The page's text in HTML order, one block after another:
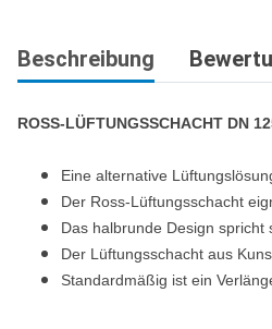
Beschreibung
ROSS-LÜFTUNGSSCHACHT DN
Eine alternative
Der Ross-Lüftungsschacht
Das halbrunde Design spricht
Der Lüftungsschacht aus
Standardmäßig ist ein